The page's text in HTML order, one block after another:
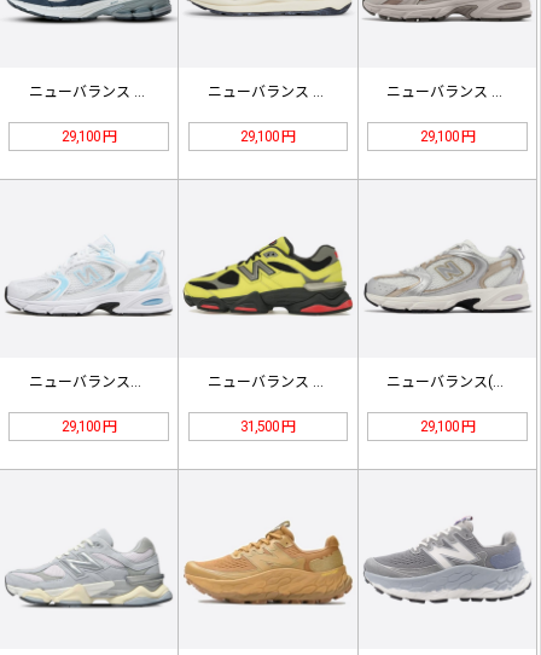
ニューバランス 2002R ダークネ…
29,100 円
ニューバランス M5740VL1 (…
29,100 円
ニューバランス MR530KOB ベ…
29,100 円
ニューバランス「ホワイトブルーヘイズ…
29,100 円
ニューバランス イエロー 24SS-…
31,500 円
ニューバランス(ホワイト/シルバー/…
29,100 円